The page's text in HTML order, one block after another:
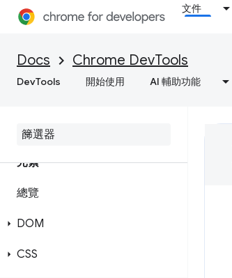
文件
Docs Chrome DevTools
DevTools 開始使用 AI 輔助功能
元素
總覽
DOM
CSS